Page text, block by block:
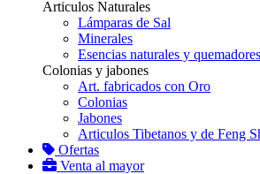
Articulos Naturales
Lámparas de Sal
Minerales
Esencias naturales y
Colonias y jabones
Art. fabricados con Oro
Colonias
Jabones
Articulos Tibetanos y de Feng
Ofertas
Venta al mayor